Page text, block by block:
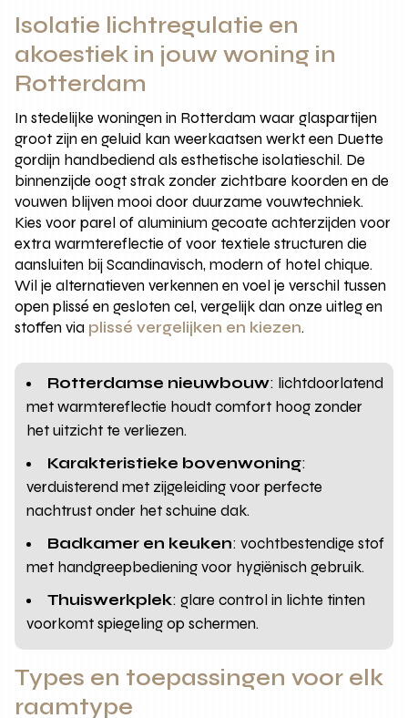
Isolatie lichtregulatie en
akoestiek in jouw woning in
Rotterdam
In stedelijke woningen in Rotterdam waar glaspartijen
groot zijn en geluid kan weerkaatsen werkt een Duette
gordijn handbediend als esthetische isolatieschil. De
binnenzijde oogt strak zonder zichtbare koorden en de
vouwen blijven mooi door duurzame vouwtechniek.
Kies voor parel of aluminium gecoate achterzijden voor
extra warmtereflectie of voor textiele structuren die
aansluiten bij Scandinavisch, modern of hotel chique.
Wil je alternatieven verkennen en voel je verschil tussen
open plissé en gesloten cel, vergelijk dan onze uitleg en
stoffen via plissé vergelijken en kiezen.
Rotterdamse nieuwbouw: lichtdoorlatend
met warmtereflectie houdt comfort hoog zonder
het uitzicht te verliezen.
Karakteristieke bovenwoning:
verduisterend met zijgeleiding voor perfecte
nachtrust onder het schuine dak.
Badkamer en keuken: vochtbestendige stof
met handgreepbediening voor hygiënisch gebruik.
Thuiswerkplek: glare control in lichte tinten
voorkomt spiegeling op schermen.
Types en toepassingen voor elk
raamtype